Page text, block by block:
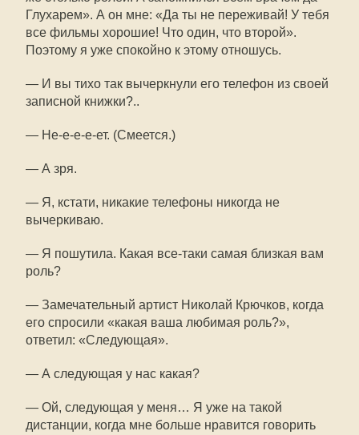
Глухарем». А он мне: «Да ты не переживай! У тебя
все фильмы хорошие! Что один, что второй».
Поэтому я уже спокойно к этому отношусь.
— И вы тихо так вычеркнули его телефон из своей
записной книжки?..
— Не-е-е-е-ет. (Смеется.)
— А зря.
— Я, кстати, никакие телефоны никогда не
вычеркиваю.
— Я пошутила. Какая все-таки самая близкая вам
роль?
— Замечательный артист Николай Крючков, когда
его спросили «какая ваша любимая роль?»,
ответил: «Следующая».
— А следующая у нас какая?
— Ой, следующая у меня… Я уже на такой
дистанции, когда мне больше нравится говорить